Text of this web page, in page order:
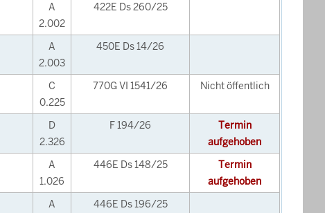
A
2.002
422E Ds 260/25
A
2.003
450E Ds 14/26
C
0.225
770G VI 1541/26 Nicht öffentlich
D
2.326
F 194/26
Termin
aufgehoben
A
1.026
446E Ds 148/25
Termin
aufgehoben
A
446E Ds 196/25